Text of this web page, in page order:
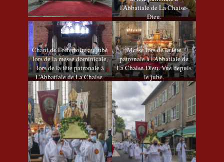
l’Abbatiale de La Chaise-
Dieu.
Chant de l’offertoire au jubé
lors de la messe dominicale,
lors de la fête patronale à
L’Abbatiale de La Chaise-
Dieu.
Messe lors de la fête
patronale à l’Abbatiale de
La Chaise-Dieu. Vue depuis
le jubé.